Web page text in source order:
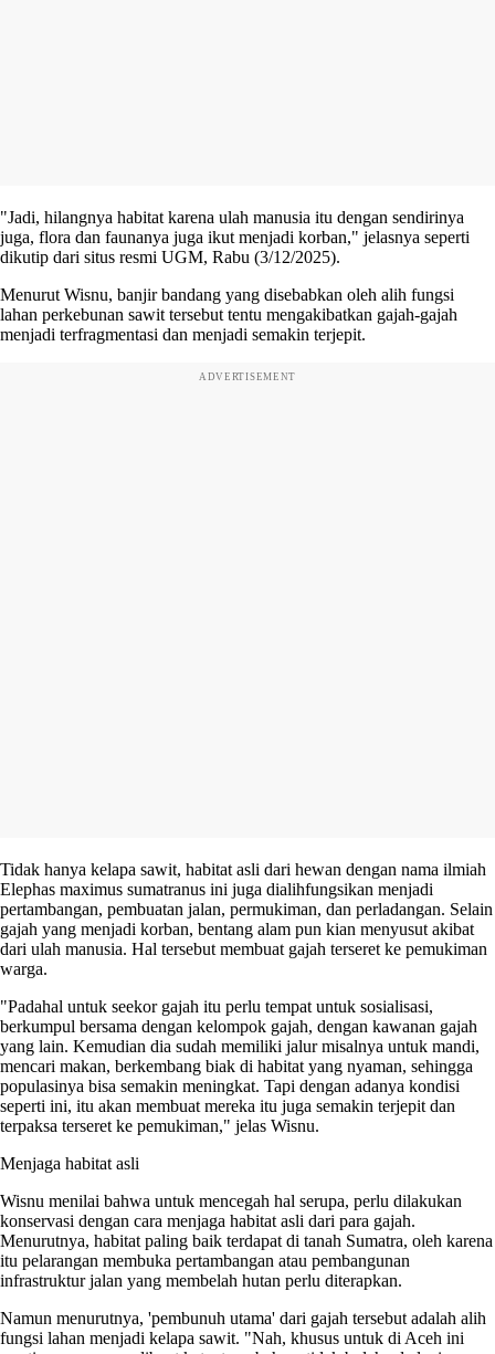
"Jadi, hilangnya habitat karena ulah manusia itu dengan sendirinya
juga, flora dan faunanya juga ikut menjadi korban," jelasnya seperti
dikutip dari situs resmi UGM, Rabu (3/12/2025).
Menurut Wisnu, banjir bandang yang disebabkan oleh alih fungsi
lahan perkebunan sawit tersebut tentu mengakibatkan gajah-gajah
menjadi terfragmentasi dan menjadi semakin terjepit.
ADVERTISEMENT
Tidak hanya kelapa sawit, habitat asli dari hewan dengan nama ilmiah
Elephas maximus sumatranus ini juga dialihfungsikan menjadi
pertambangan, pembuatan jalan, permukiman, dan perladangan. Selain
gajah yang menjadi korban, bentang alam pun kian menyusut akibat
dari ulah manusia. Hal tersebut membuat gajah terseret ke pemukiman
warga.
"Padahal untuk seekor gajah itu perlu tempat untuk sosialisasi,
berkumpul bersama dengan kelompok gajah, dengan kawanan gajah
yang lain. Kemudian dia sudah memiliki jalur misalnya untuk mandi,
mencari makan, berkembang biak di habitat yang nyaman, sehingga
populasinya bisa semakin meningkat. Tapi dengan adanya kondisi
seperti ini, itu akan membuat mereka itu juga semakin terjepit dan
terpaksa terseret ke pemukiman," jelas Wisnu.
Menjaga habitat asli
Wisnu menilai bahwa untuk mencegah hal serupa, perlu dilakukan
konservasi dengan cara menjaga habitat asli dari para gajah.
Menurutnya, habitat paling baik terdapat di tanah Sumatra, oleh karena
itu pelarangan membuka pertambangan atau pembangunan
infrastruktur jalan yang membelah hutan perlu diterapkan.
Namun menurutnya, 'pembunuh utama' dari gajah tersebut adalah alih
fungsi lahan menjadi kelapa sawit. "Nah, khusus untuk di Aceh ini